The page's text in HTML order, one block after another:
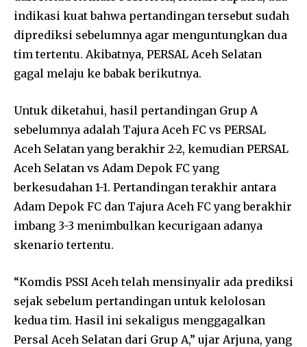
indikasi kuat bahwa pertandingan tersebut sudah
diprediksi sebelumnya agar menguntungkan dua
tim tertentu. Akibatnya, PERSAL Aceh Selatan
gagal melaju ke babak berikutnya.
Untuk diketahui, hasil pertandingan Grup A
sebelumnya adalah Tajura Aceh FC vs PERSAL
Aceh Selatan yang berakhir 2-2, kemudian PERSAL
Aceh Selatan vs Adam Depok FC yang
berkesudahan 1-1. Pertandingan terakhir antara
Adam Depok FC dan Tajura Aceh FC yang berakhir
imbang 3-3 menimbulkan kecurigaan adanya
skenario tertentu.
“Komdis PSSI Aceh telah mensinyalir ada prediksi
sejak sebelum pertandingan untuk kelolosan
kedua tim. Hasil ini sekaligus menggagalkan
Persal Aceh Selatan dari Grup A,” ujar Arjuna, yang